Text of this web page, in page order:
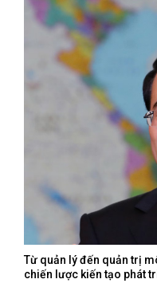
Từ quản lý đến quản trị
chiến lược kiến tạo phát